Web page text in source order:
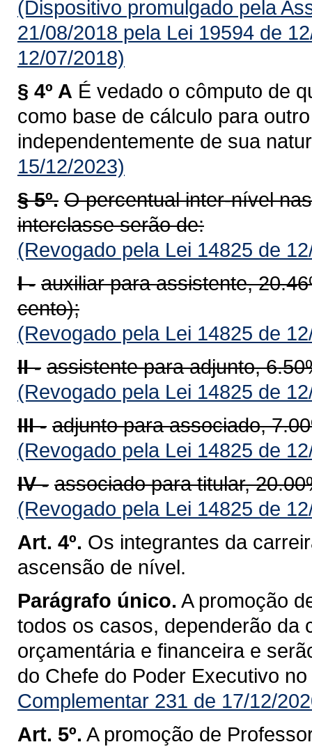
(Dispositivo promulgado pela
21/08/2018 pela Lei 19594 de
12/07/2018)
§ 4º A É vedado o cômputo de
como base de cálculo para
independentemente de sua
15/12/2023)
§ 5º. O percentual inter-nível
interclasse serão de:
(Revogado pela Lei 14825 de
I - auxiliar para assistente,
cento);
(Revogado pela Lei 14825 de
II - assistente para adjunto,
(Revogado pela Lei 14825 de
III - adjunto para associado,
(Revogado pela Lei 14825 de
IV - associado para titular,
(Revogado pela Lei 14825 de
Art. 4º. Os integrantes da
ascensão de nível.
Parágrafo único. A promoção
todos os casos, dependerão da
orçamentária e financeira e
do Chefe do Poder Executivo
Complementar 231 de 17/12/
Art. 5º. A promoção de